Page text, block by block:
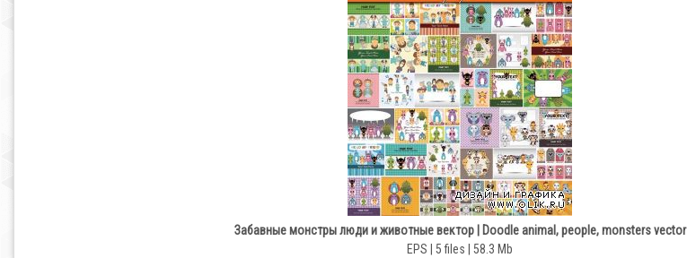
Забавные монстры люди и животные вектор | Doodle animal, people, monsters vector
EPS | 5 files | 58.3 Mb